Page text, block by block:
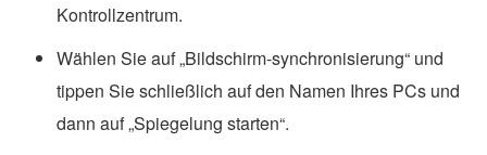
Kontrollzentrum.
Wählen Sie auf „Bildschirm-synchronisierung“ und
tippen Sie schließlich auf den Namen Ihres PCs und
dann auf „Spiegelung starten“.